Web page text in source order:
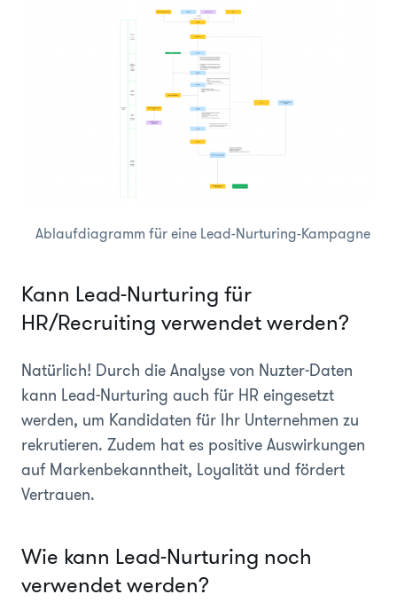
Ablaufdiagramm für eine Lead-Nurturing-Kampagne
Kann Lead-Nurturing für
HR/Recruiting verwendet werden?
Natürlich! Durch die Analyse von Nuzter-Daten
kann Lead-Nurturing auch für HR eingesetzt
werden, um Kandidaten für Ihr Unternehmen zu
rekrutieren. Zudem hat es positive Auswirkungen
auf Markenbekanntheit, Loyalität und fördert
Vertrauen.
Wie kann Lead-Nurturing noch
verwendet werden?